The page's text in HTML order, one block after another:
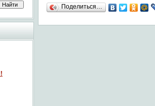
Поделиться…